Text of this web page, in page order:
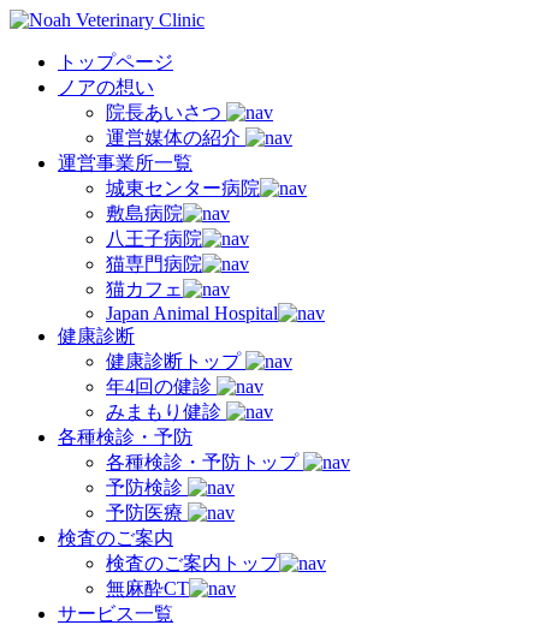
トップページ
ノアの想い
院長あいさつ
運営媒体の紹介
運営事業所一覧
城東センター病院
敷島病院
八王子病院
猫専門病院
猫カフェ
Japan Animal Hospital
健康診断
健康診断トップ
年4回の健診
みまもり健診
各種検診・予防
各種検診・予防トップ
予防検診
予防医療
検査のご案内
検査のご案内トップ
無麻酔CT
サービス一覧